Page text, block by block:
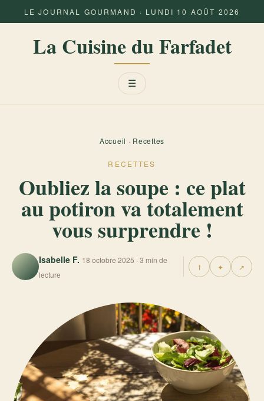
LE JOURNAL GOURMAND · LUNDI 10 AOÛT 2026
La Cuisine du Farfadet
Menu
☰
Accueil · Recettes
RECETTES
Oubliez la soupe : ce plat
au potiron va totalement
vous surprendre !
Isabelle F. 18 octobre 2025 · 3 min de
lecture
f ✦ ↗